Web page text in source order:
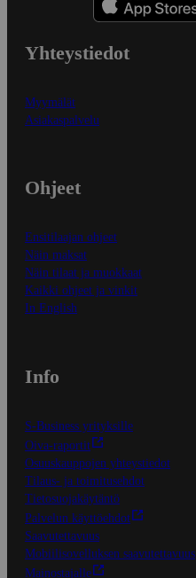
Yhteystiedot
Myymälät
Asiakaspalvelu
Ohjeet
Ensitilaajan ohjeet
Näin maksat
Näin tilaat ja muokkaat
Kaikki ohjeet ja vinkit
In English
Info
S-Business yrityksille
Oiva-raportit
Osuuskauppojen yhteystiedot
Tilaus- ja toimitusehdot
Tietosuojakäytäntö
Palvelun käyttöehdot
Saavutettavuus
Mobiilisovelluksen saavutettavuus
Mainostajalle